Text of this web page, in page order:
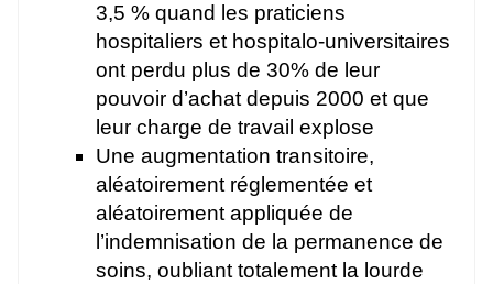
3,5 % quand les praticiens
hospitaliers et hospitalo-universitaires
ont perdu plus de 30% de leur
pouvoir d’achat depuis 2000 et que
leur charge de travail explose
Une augmentation transitoire,
aléatoirement réglementée et
aléatoirement appliquée de
l’indemnisation de la permanence de
soins, oubliant totalement la lourde